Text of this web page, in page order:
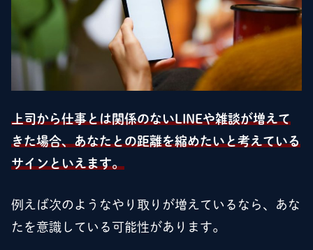
上司から仕事とは関係のないLINEや雑談が増えて
きた場合、あなたとの距離を縮めたいと考えている
サインといえます。
例えば次のようなやり取りが増えているなら、あな
たを意識している可能性があります。